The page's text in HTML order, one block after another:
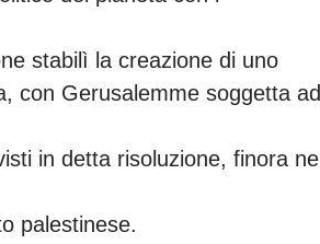
stabilì la creazione di uno
con Gerusalemme soggetta ad
in detta risoluzione, finora ne
palestinese.